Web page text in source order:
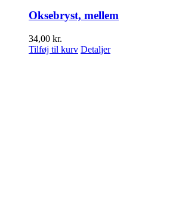
Oksebryst, mellem
34,00 kr.
Tilføj til kurv Detaljer